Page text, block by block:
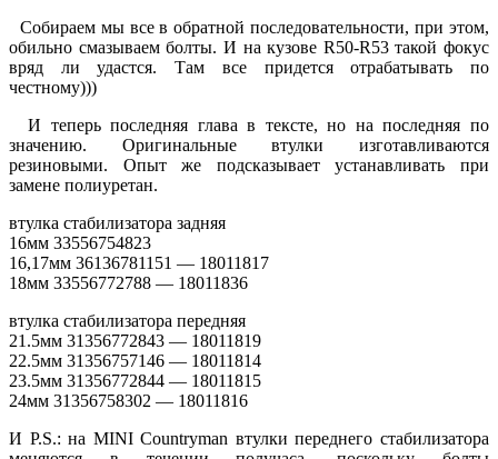
Собираем мы все в обратной последовательности, при этом,
обильно смазываем болты. И на кузове R50-R53 такой фокус
вряд ли удастся. Там все придется отрабатывать по
честному)))
И теперь последняя глава в тексте, но на последняя по
значению. Оригинальные втулки изготавливаются
резиновыми. Опыт же подсказывает устанавливать при
замене полиуретан.
втулка стабилизатора задняя
16мм 33556754823
16,17мм 36136781151 — 18011817
18мм 33556772788 — 18011836
втулка стабилизатора передняя
21.5мм 31356772843 — 18011819
22.5мм 31356757146 — 18011814
23.5мм 31356772844 — 18011815
24мм 31356758302 — 18011816
И P.S.: на MINI Countryman втулки переднего стабилизатора